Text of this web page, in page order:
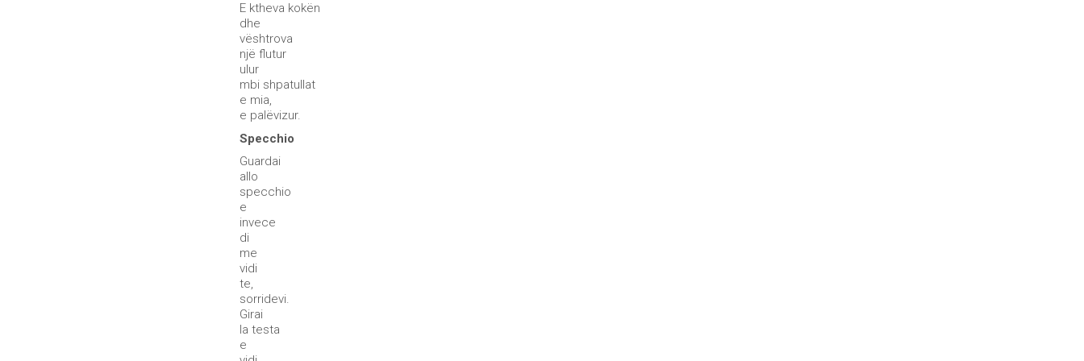
E ktheva kokën
dhe
vështrova
një flutur
ulur
mbi shpatullat
e mia,
e palëvizur.
Specchio
Guardai
allo
specchio
e
invece
di
me
vidi
te,
sorridevi.
Girai
la testa
e